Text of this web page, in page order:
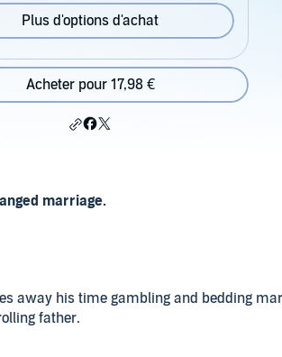
Plus d'options d'achat
Acheter pour 17,98 €
marriage.
away his time gambling and bedding
father.